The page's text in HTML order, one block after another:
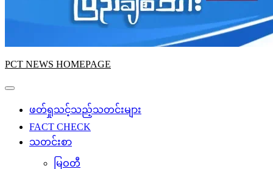
PCT NEWS HOMEPAGE
ဖတ်ရှုသင့်သည့်သတင်းများ
FACT CHECK
သတင်းစာ
မြဝတီ